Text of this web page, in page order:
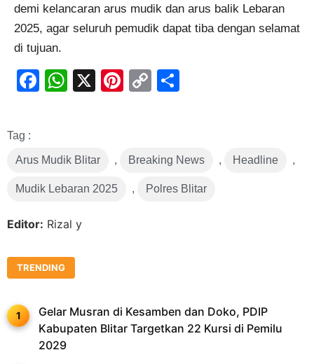
demi kelancaran arus mudik dan arus balik Lebaran
2025, agar seluruh pemudik dapat tiba dengan selamat
di tujuan.
Facebook
WhatsApp
X Pinterest
Copy
Tag :
Arus Mudik Blitar , Breaking News , Headline ,
Mudik Lebaran 2025 , Polres Blitar
Editor: Rizal y
TRENDING
Gelar Musran di Kesamben dan Doko, PDIP
Kabupaten Blitar Targetkan 22 Kursi di Pemilu
2029